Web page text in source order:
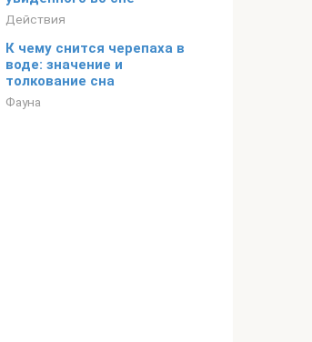
Действия
К чему снится черепаха в
воде: значение и
толкование сна
Фауна